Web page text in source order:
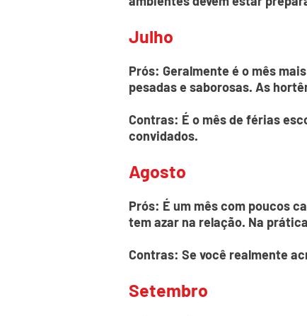
Julho
Prós: Geralmente é o mês
pesadas e saborosas. As
Contras: É o mês de férias
convidados.
Agosto
Prós: É um mês com poucos
tem azar na relação. Na
Contras: Se você realmente
Setembro